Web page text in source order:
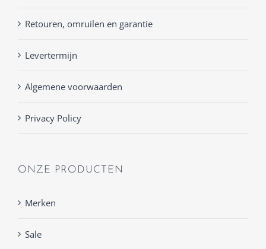
Retouren, omruilen en garantie
Levertermijn
Algemene voorwaarden
Privacy Policy
ONZE PRODUCTEN
Merken
Sale